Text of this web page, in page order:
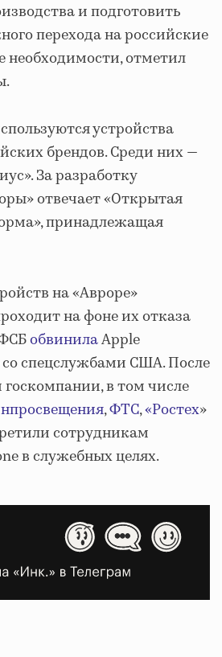
и подготовить
перехода на российские
необходимости, отметил
устройства
брендов. Среди них —
За разработку
отвечает «Открытая
принадлежащая
на «Авроре»
на фоне их отказа
обвинилаApple
со спецслужбами США. После
госкомпании, в том числе
,ФТС,«Ростех»
сотрудникам
в служебных целях.